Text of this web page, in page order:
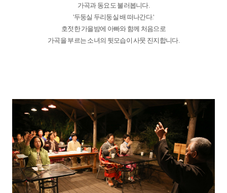
가곡과 동요도 불러봅니다.
'두둥실 두리둥실 배 떠나간다.'
호젓한 가을밤에 아빠와 함께 처음으로
가곡을 부르는 소녀의 뒷모습이 사뭇 진지합니다.